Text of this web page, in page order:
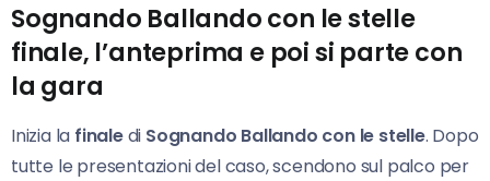
Sognando Ballando con le stelle
finale, l’anteprima e poi si parte con
la gara
Inizia la finaledi Sognando Ballando con le stelle. Dopo
tutte le presentazioni del caso, scendono sul palco per